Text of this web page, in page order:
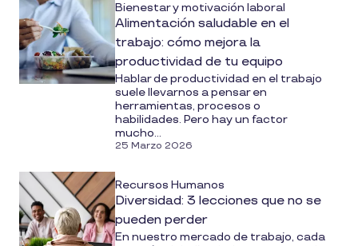
Bienestar y motivación laboral
Alimentación saludable en el
trabajo: cómo mejora la
productividad de tu equipo
Hablar de productividad en el trabajo
suele llevarnos a pensar en
herramientas, procesos o
habilidades. Pero hay un factor
mucho...
25 Marzo 2026
Recursos Humanos
Diversidad: 3 lecciones que no se
pueden perder
En nuestro mercado de trabajo, cada